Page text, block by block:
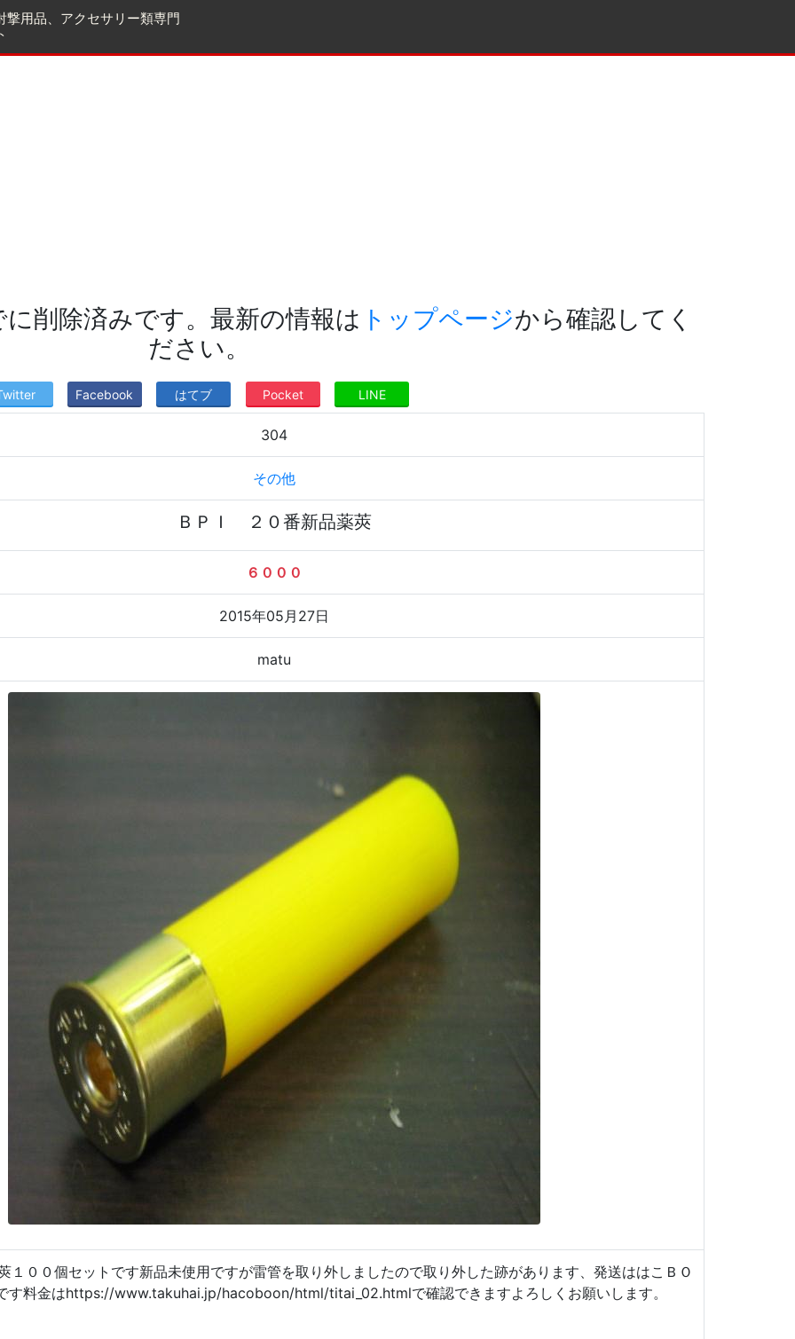
撃用品、アクセサリー類専門
削除済みです。最新の情報は トップページから確認してく
ださい。
Facebook はてブ Pocket LINE
304
その他
ＢＰＩ ２０番新品薬莢
６０００
2015年05月27日
matu
１００個セットです新品未使用ですが雷管を取り外しましたので取り外した跡があります、発送ははこＢＯ
す料金はhttps://www.takuhai.jp/hacoboon/html/titai_02.htmlで確認できますよろしくお願いします。